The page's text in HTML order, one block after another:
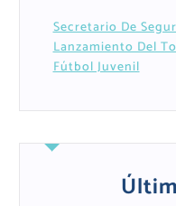
Secretario De
Lanzamiento Del
Fútbol Juvenil